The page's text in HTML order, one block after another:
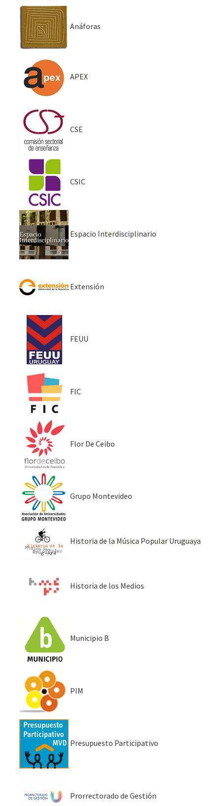
Anáforas
APEX
CSE
CSIC
Espacio Interdisciplinario
Extensión
FEUU
FIC
Flor De Ceibo
Grupo Montevideo
Historia de la Música Popular Uruguaya
Historia de los Medios
Municipio B
PIM
Presupuesto Participativo
Prorrectorado de Gestión